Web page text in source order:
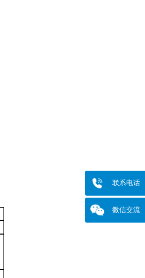
联系电话
微信交流